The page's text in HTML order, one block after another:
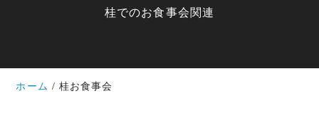
桂でのお食事会関連
ホーム 桂お食事会